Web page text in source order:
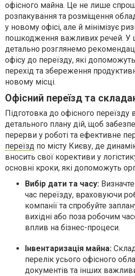
офісного майна. Це не лише
розпакування та розміщення
у новому офісі, але й мінімізує
пошкодження важливих речей. У
детально розглянемо
офісу до переїзду, які
перехід та збереження
новому місці.
Офісний переїзд та
Підготовка до офісного переїзду
детального плану дій, щоб
перерви у роботі та ефективне
переїзд по місту Києву, де
вносить свої корективи у
основні кроки, які допоможуть
Вибір дати та часу:
час переїзду, враховуючи
компанії та спробуйте
вихідні або поза робочим
вплив на бізнес-процеси.
Інвентаризація майна:
перелік усього офісного
документів та інших